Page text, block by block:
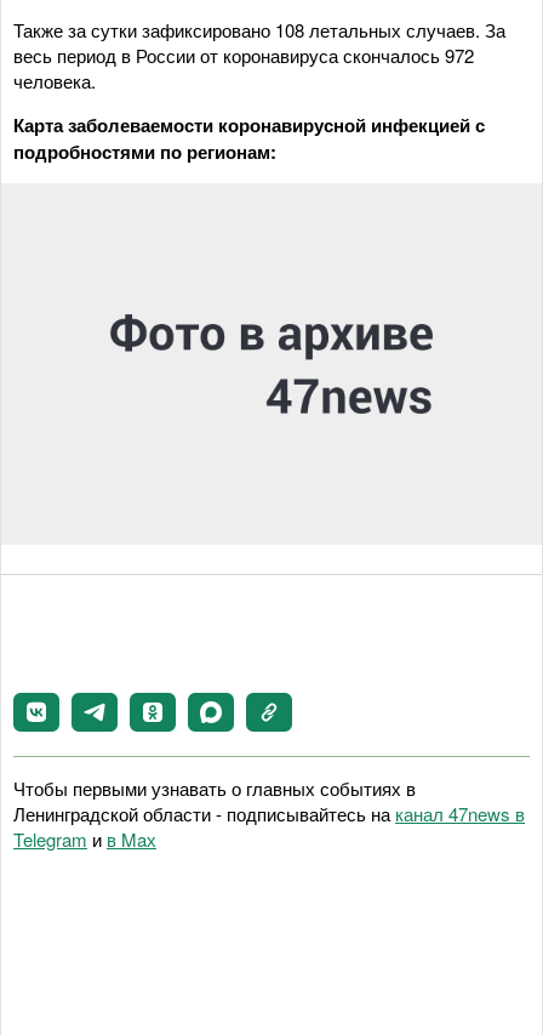
Также за сутки зафиксировано 108 летальных случаев. За
весь период в России от коронавируса скончалось 972
человека.
Карта заболеваемости коронавирусной инфекцией с
подробностями по регионам:
Чтобы первыми узнавать о главных событиях в
Ленинградской области - подписывайтесь на канал 47news в
Telegram и в Maх